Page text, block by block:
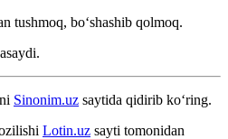
tushmoq, boʻshashib qolmoq.
Sinonim.uz saytida qidirib ko‘ring.
Lotin.uz sayti tomonidan